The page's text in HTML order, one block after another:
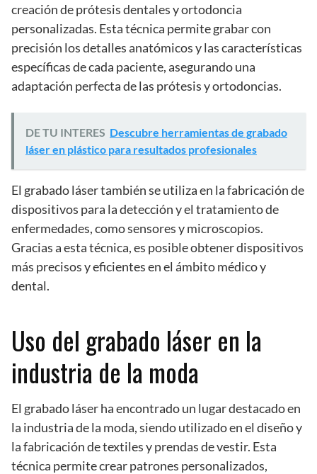
creación de prótesis dentales y ortodoncia
personalizadas. Esta técnica permite grabar con
precisión los detalles anatómicos y las características
específicas de cada paciente, asegurando una
adaptación perfecta de las prótesis y ortodoncias.
DE TU INTERES Descubre herramientas de grabado
láser en plástico para resultados profesionales
El grabado láser también se utiliza en la fabricación de
dispositivos para la detección y el tratamiento de
enfermedades, como sensores y microscopios.
Gracias a esta técnica, es posible obtener dispositivos
más precisos y eficientes en el ámbito médico y
dental.
Uso del grabado láser en la
industria de la moda
El grabado láser ha encontrado un lugar destacado en
la industria de la moda, siendo utilizado en el diseño y
la fabricación de textiles y prendas de vestir. Esta
técnica permite crear patrones personalizados,